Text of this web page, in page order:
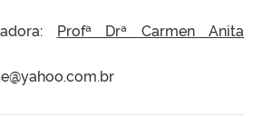
Profª Drª Carmen Anita